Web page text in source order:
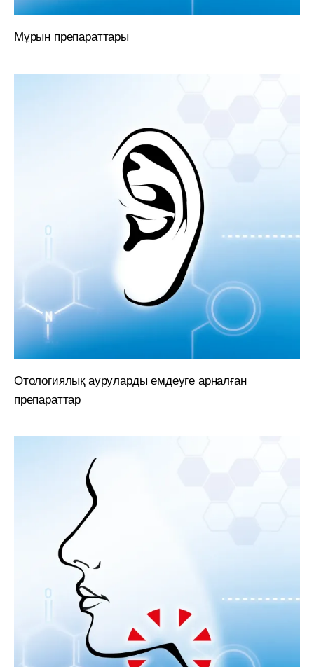
Мұрын препараттары
Отологиялық ауруларды емдеуге арналған
препараттар